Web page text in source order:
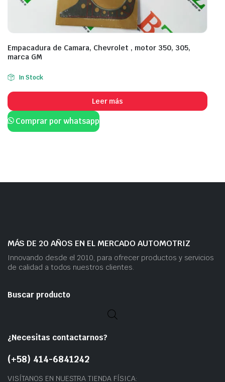
Empacadura de Camara, Chevrolet , motor 350, 305,
marca GM
In Stock
Leer más
Comprar por whatsapp
MÁS DE 20 AÑOS EN EL MERCADO AUTOMOTRIZ
Innovando desde el 2010, para ofrecer productos y servicios
de calidad a todos nuestros clientes.
Buscar producto
¿Necesitas contactarnos?
(+58) 414-6841242
VISÍTANOS EN NUESTRA TIENDA FÍSICA: